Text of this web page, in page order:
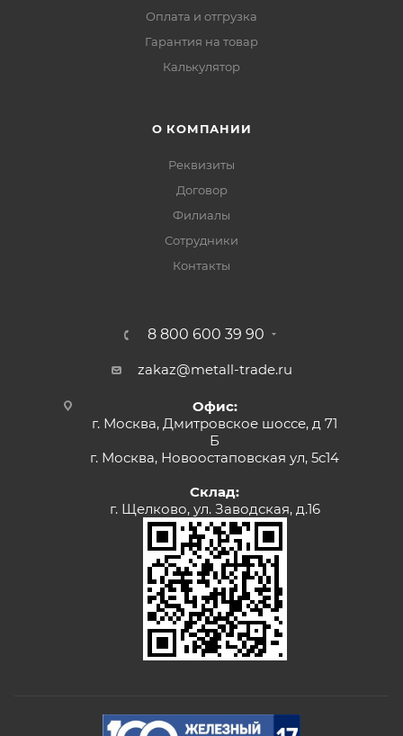
Оплата и отгрузка
Гарантия на товар
Калькулятор
О КОМПАНИИ
Реквизиты
Договор
Филиалы
Сотрудники
Контакты
8 800 600 39 90
zakaz@metall-trade.ru
Офис:
г. Москва, Дмитровское шоссе, д 71
Б
г. Москва, Новоостаповская ул, 5с14
Склад:
г. Щелково, ул. Заводская, д.16